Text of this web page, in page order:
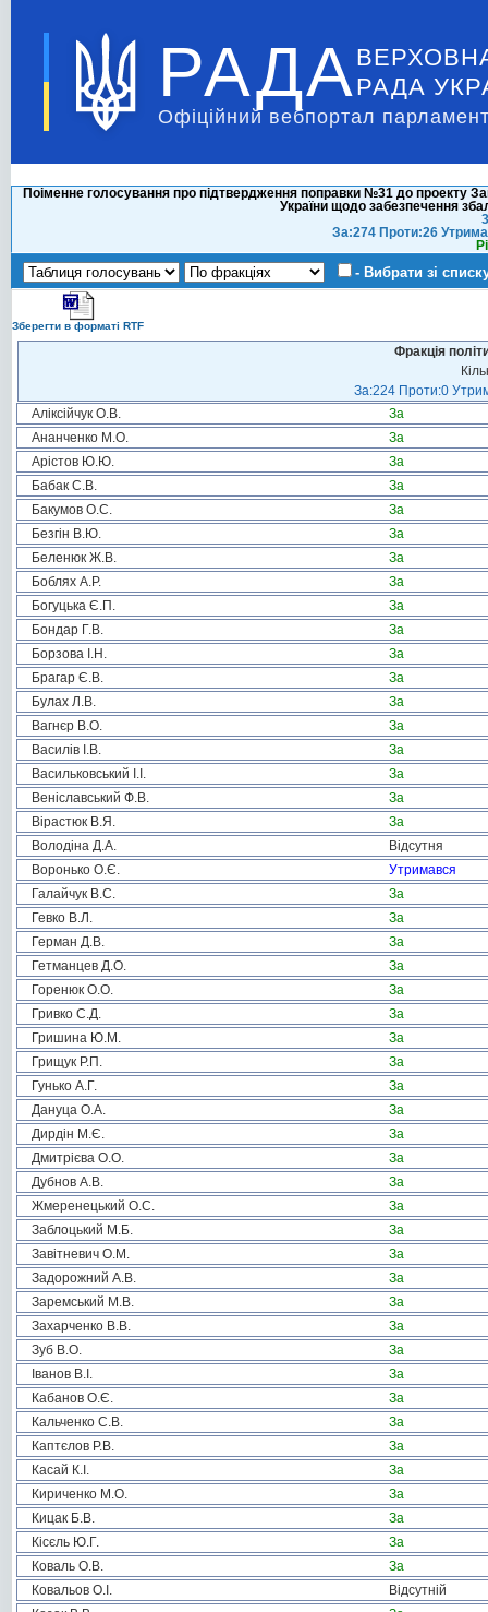
РАДА РАДА
Офіційний вебпортал
Поіменне голосування про підтвердження поправки №31 до проекту
України щодо забезпечення
За:274 Проти:26
- Вибрати зі
Зберегти в форматі RTF
Фракція
За:224 Проти:0
Аліксійчук О.В.
За
Ананченко М.О.
За
Арістов Ю.Ю.
За
Бабак С.В.
За
Бакумов О.С.
За
Безгін В.Ю.
За
Беленюк Ж.В.
За
Боблях А.Р.
За
Богуцька Є.П.
За
Бондар Г.В.
За
Борзова І.Н.
За
Брагар Є.В.
За
Булах Л.В.
За
Вагнєр В.О.
За
Василів І.В.
За
Васильковський І.І.
За
Веніславський Ф.В.
За
Вірастюк В.Я.
За
Володіна Д.А.
Відсутня
Воронько О.Є.
Утримався
Галайчук В.С.
За
Гевко В.Л.
За
Герман Д.В.
За
Гетманцев Д.О.
За
Горенюк О.О.
За
Гривко С.Д.
За
Гришина Ю.М.
За
Грищук Р.П.
За
Гунько А.Г.
За
Дануца О.А.
За
Дирдін М.Є.
За
Дмитрієва О.О.
За
Дубнов А.В.
За
Жмеренецький О.С.
За
Заблоцький М.Б.
За
Завітневич О.М.
За
Задорожний А.В.
За
Заремський М.В.
За
Захарченко В.В.
За
Зуб В.О.
За
Іванов В.І.
За
Кабанов О.Є.
За
Кальченко С.В.
За
Каптєлов Р.В.
За
Касай К.І.
За
Кириченко М.О.
За
Кицак Б.В.
За
Кісєль Ю.Г.
За
Коваль О.В.
За
Ковальов О.І.
Відсутній